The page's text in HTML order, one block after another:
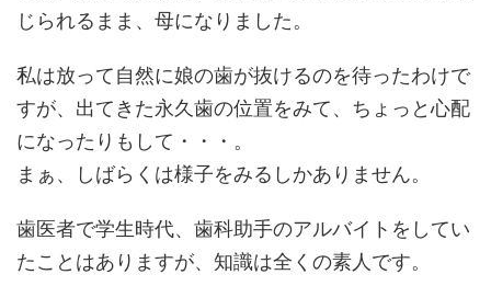
じられるまま、母になりました。
私は放って自然に娘の歯が抜けるのを待ったわけで
すが、出てきた永久歯の位置をみて、ちょっと心配
になったりもして・・・。
まぁ、しばらくは様子をみるしかありません。
歯医者で学生時代、歯科助手のアルバイトをしてい
たことはありますが、知識は全くの素人です。